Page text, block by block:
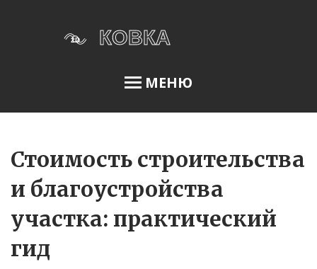
МЕНЮ
Меню
О нас
Условия использования
Стоимость строительства
и благоустройства
участка: практический
гид